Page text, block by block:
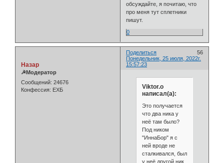
обсуждайте, я почитаю, что
про меня тут сплетники
пишут.
0
Поделиться
56
Понедельник, 25 июля, 2022г.
15:57:23
Назар
☭Модератор
Сообщений: 24676
Конфессия: ЕХБ
Viktor.o
написал(а):
Это получается
что два ника у
неё там было?
Под ником
"ИннаБор" я с
ней вроде не
сталкивался, был
у неё другой ник.